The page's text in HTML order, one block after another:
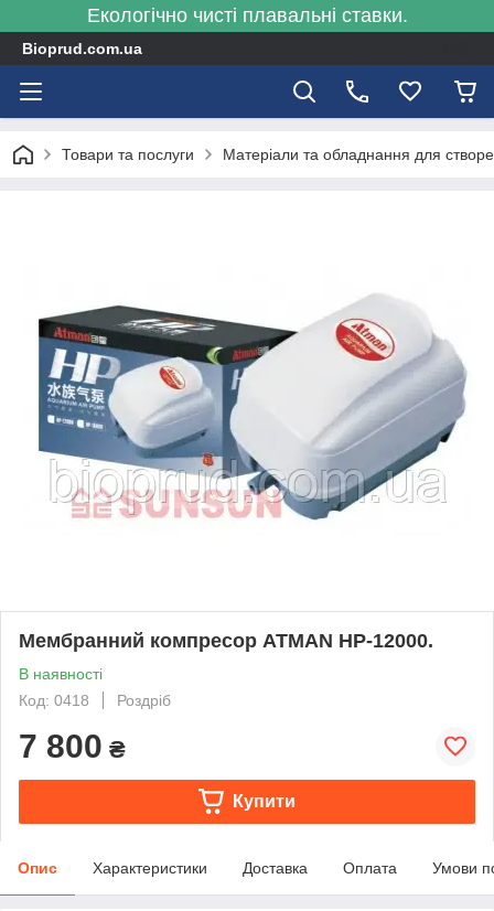
Екологічно чисті плавальні ставки.
Bioprud.com.ua
Товари та послуги Матеріали та обладнання для
Мембранний компресор ATMAN HP-12000.
В наявності
Код: 0418
Роздріб
7 800 ₴
Купити
Опис Характеристики Доставка Оплата Умови